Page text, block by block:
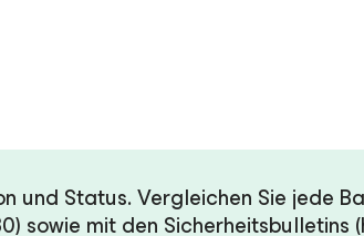
und Status. Vergleichen Sie jede
sowie mit den Sicherheitsbulletins